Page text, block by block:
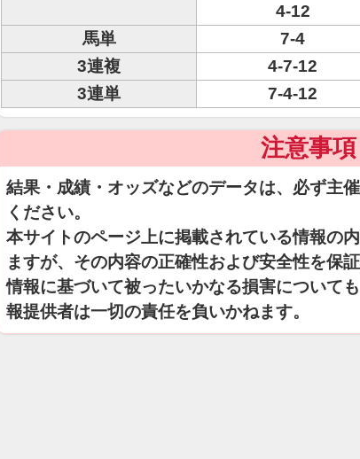
4-12
馬単
7-4
3連複
4-7-12
3連単
7-4-12
注意事項
結果・成績・オッズなどのデータは、必ず主
ください。
本サイトのページ上に掲載されている情報の
ますが、その内容の正確性および安全性を保
情報に基づいて被ったいかなる損害について
報提供者は一切の責任を負いかねます。